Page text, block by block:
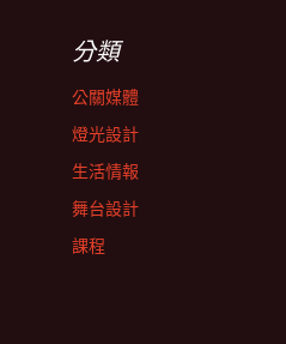
分類
公關媒體
燈光設計
生活情報
舞台設計
課程